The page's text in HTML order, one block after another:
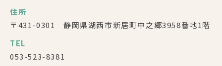
住所
〒431-0301 静岡県湖西市新居町中之郷3958番地1階
TEL
053-523-8381